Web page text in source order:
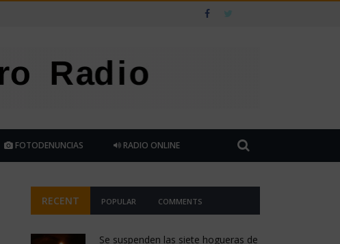
FOTODENUNCIAS RADIO ONLINE
RECENT POPULAR COMMENTS
Se suspenden las siete hogueras de